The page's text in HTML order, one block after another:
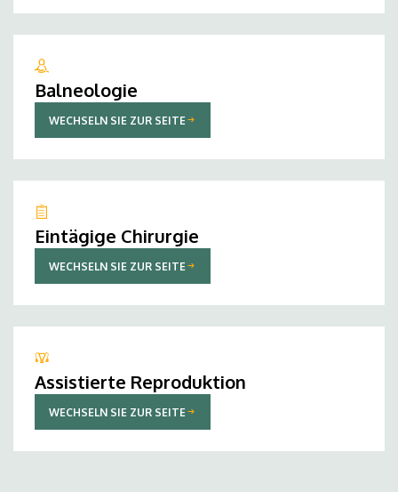
Balneologie
WECHSELN SIE ZUR SEITE
Eintägige Chirurgie
WECHSELN SIE ZUR SEITE
Assistierte Reproduktion
WECHSELN SIE ZUR SEITE